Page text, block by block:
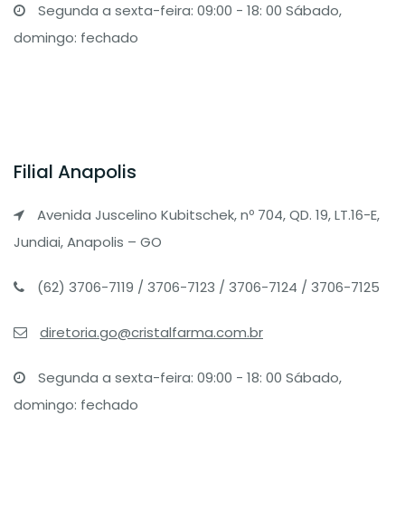
Segunda a sexta-feira: 09:00 - 18: 00 Sábado,
domingo: fechado
Filial Anapolis
Avenida Juscelino Kubitschek, nº 704, QD. 19, LT.16-E,
Jundiai, Anapolis – GO
(62) 3706-7119 / 3706-7123 / 3706-7124 / 3706-7125
diretoria.go@cristalfarma.com.br
Segunda a sexta-feira: 09:00 - 18: 00 Sábado,
domingo: fechado